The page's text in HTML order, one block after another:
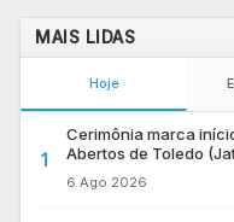
MAIS LIDAS
Hoje
1
Cerimônia marca
Abertos de Toledo
6 Ago 2026